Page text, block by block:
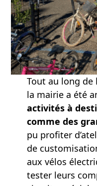
Tout au long de
la mairie a été
activités à
comme des
pu profiter
de
aux vélos
tester leurs